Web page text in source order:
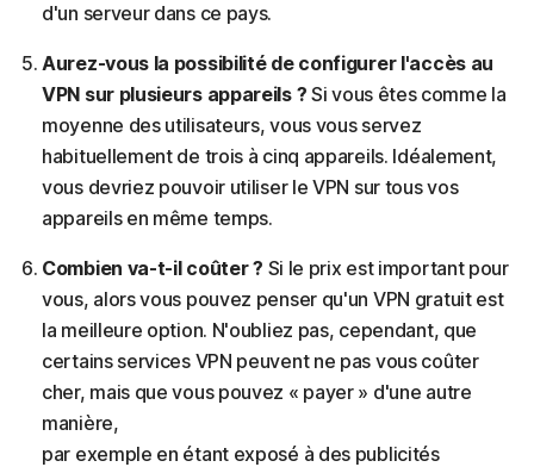
d'un serveur dans ce pays.
Aurez-vous la possibilité de configurer l'accès au
VPN sur plusieurs appareils ? Si vous êtes comme la
moyenne des utilisateurs, vous vous servez
habituellement de trois à cinq appareils. Idéalement,
vous devriez pouvoir utiliser le VPN sur tous vos
appareils en même temps.
Combien va-t-il coûter ? Si le prix est important pour
vous, alors vous pouvez penser qu'un VPN gratuit est
la meilleure option. N'oubliez pas, cependant, que
certains services VPN peuvent ne pas vous coûter
cher, mais que vous pouvez « payer » d'une autre
manière,
par exemple en étant exposé à des publicités